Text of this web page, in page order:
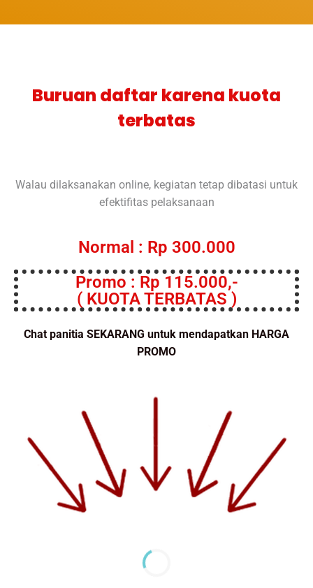
Buruan daftar karena kuota
terbatas
Walau dilaksanakan online, kegiatan tetap dibatasi untuk
efektifitas pelaksanaan
Normal : Rp 300.000
Promo : Rp 115.000,-
( KUOTA TERBATAS )
Chat panitia SEKARANG untuk mendapatkan HARGA
PROMO